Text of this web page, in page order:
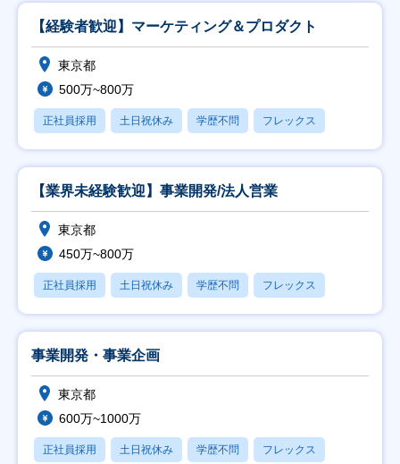
【経験者歓迎】マーケティング＆プロダクト
東京都
500万~800万
正社員採用 土日祝休み 学歴不問 フレックス
【業界未経験歓迎】事業開発/法人営業
東京都
450万~800万
正社員採用 土日祝休み 学歴不問 フレックス
事業開発・事業企画
東京都
600万~1000万
正社員採用 土日祝休み 学歴不問 フレックス